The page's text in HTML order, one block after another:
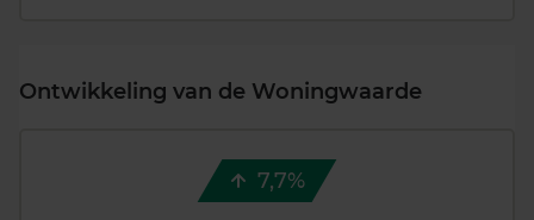
Ontwikkeling van de Woningwaarde
7,7%